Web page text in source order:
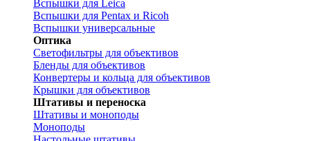
Вспышки для Leica
Вспышки для Pentax и Ricoh
Вспышки универсальные
Оптика
Светофильтры для объективов
Бленды для объективов
Конвертеры и кольца для объективов
Крышки для объективов
Штативы и переноска
Штативы и моноподы
Моноподы